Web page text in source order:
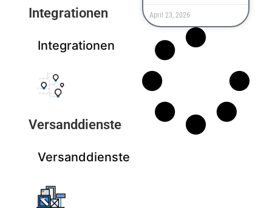
Integrationen
Integrationen
Versanddienste
Versanddienste
April 23, 2026